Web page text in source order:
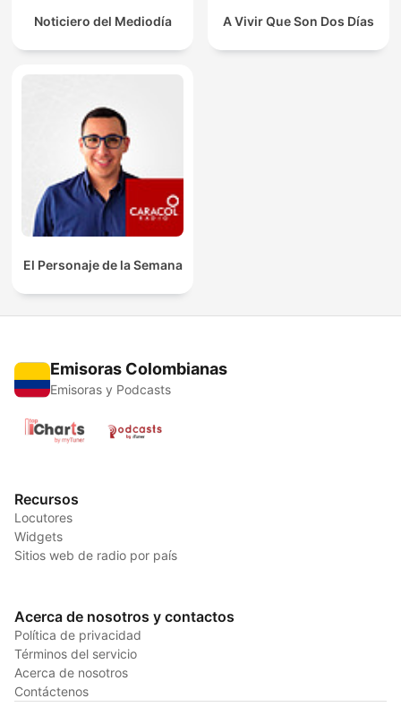
Noticiero del Mediodía A Vivir Que Son Dos Días
El Personaje de la Semana
Emisoras Colombianas
Emisoras y Podcasts
Recursos
Locutores
Widgets
Sitios web de radio por país
Acerca de nosotros y contactos
Política de privacidad
Términos del servicio
Acerca de nosotros
Contáctenos